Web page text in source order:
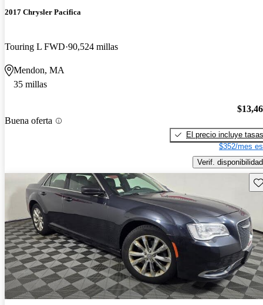
2017 Chrysler Pacifica
Touring L FWD 90,524 millas
Mendon, MA
35 millas
Buena oferta
El precio incluye tasas
$352/mes
Verif. disponibilidad